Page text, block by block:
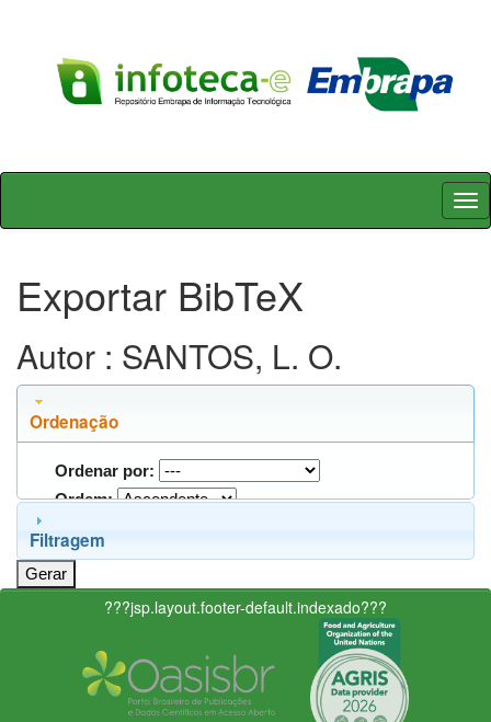
Skip
Exportar BibTeX
Autor : SANTOS, L. O.
Ordenação
Ordenar por:
Ordem:
Filtragem
???jsp.layout.footer-default.indexado???